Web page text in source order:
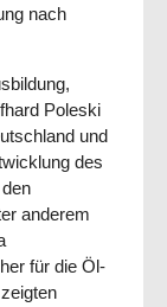
nach
Poleski
und
des
anderem
für die Öl-